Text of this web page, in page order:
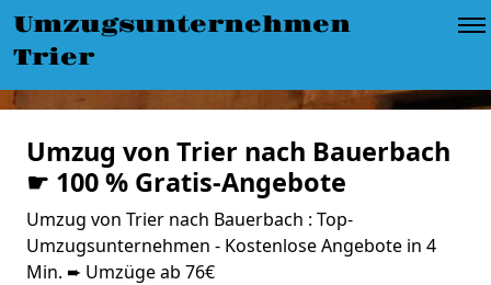
Umzugsunternehmen
Trier
Umzug von Trier nach Bauerbach
☛ 100 % Gratis-Angebote
Umzug von Trier nach Bauerbach : Top-
Umzugsunternehmen - Kostenlose Angebote in 4
Min. ➨ Umzüge ab 76€